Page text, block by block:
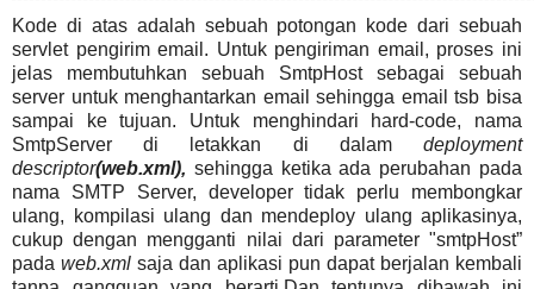
Kode di atas adalah sebuah potongan kode dari sebuah
servlet pengirim email. Untuk pengiriman email, proses ini
jelas membutuhkan sebuah SmtpHost sebagai sebuah
server untuk menghantarkan email sehingga email tsb bisa
sampai ke tujuan. Untuk menghindari hard-code, nama
SmtpServer di letakkan di dalam deployment
descriptor(web.xml), sehingga ketika ada perubahan pada
nama SMTP Server, developer tidak perlu membongkar
ulang, kompilasi ulang dan mendeploy ulang aplikasinya,
cukup dengan mengganti nilai dari parameter "smtpHost”
pada web.xml saja dan aplikasi pun dapat berjalan kembali